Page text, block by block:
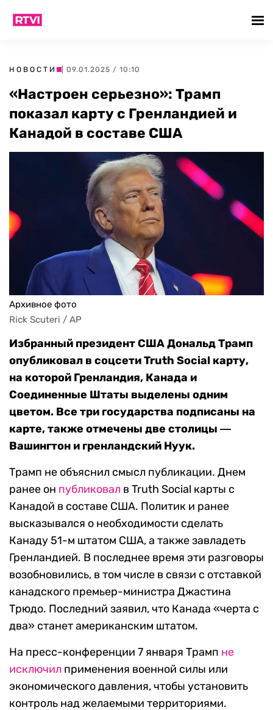
НОВОСТИ | 09.01.2025 / 10:10
«Настроен серьезно»: Трамп
показал карту с Гренландией и
Канадой в составе США
Архивное фото
Rick Scuteri / AP
Избранный президент США Дональд Трамп
опубликовал в соцсети Truth Social карту,
на которой Гренландия, Канада и
Соединенные Штаты выделены одним
цветом. Все три государства подписаны на
карте, также отмечены две столицы ―
Вашингтон и гренландский Нуук.
Трамп не объяснил смысл публикации. Днем
ранее он публиковал в Truth Social карты с
Канадой в составе США. Политик и ранее
высказывался о необходимости сделать
Канаду 51-м штатом США, а также завладеть
Гренландией. В последнее время эти разговоры
возобновились, в том числе в связи с отставкой
канадского премьер-министра Джастина
Трюдо. Последний заявил, что Канада «черта с
два» станет американским штатом.
На пресс-конференции 7 января Трамп не
исключил применения военной силы или
экономического давления, чтобы установить
контроль над желаемыми территориями.